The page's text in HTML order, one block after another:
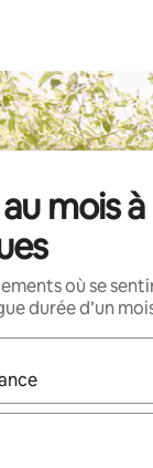
mois à
où se
durée d’un
sont affichés,